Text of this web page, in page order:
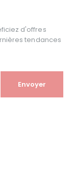
d'offres
tendances